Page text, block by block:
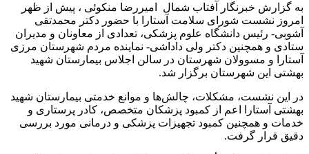
به گزارش خبرنگار آفتاب شمال امیررضا منکوئی ، پیش از ظهر
امروز نشست شورای سلامت آستارا با حضور دکتر محمدتقی
آشوبی- رئیس دانشگاه علوم پزشکی، تعدادی از معاونان و مدیران
ستادی و همچنین دکتر ولی داداشی- نماینده مردم شهرستان مرزی
آستارا و مسوولان‌ شهرستان در سالن اجلاس بیمارستان شهید
بهشتی این شهرستان برگزار شد.
در این نشست، مشکلات، چالش‌ها و موانع خدمتی بیمارستان شهید
بهشتی آستارا اعم از کمبود پزشکان متخصص، کادر پرستاری و
خدمات و همچنین کمبود تجهیزات پزشکی و درمانی مورد بررسی
دقیق قرار گرفت.